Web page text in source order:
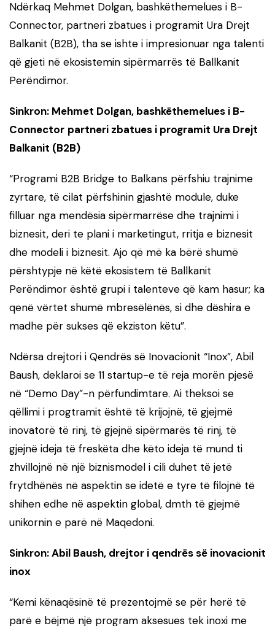
Ndërkaq Mehmet Dolgan, bashkëthemelues i B-
Connector, partneri zbatues i programit Ura Drejt
Balkanit (B2B), tha se ishte i impresionuar nga talenti
që gjeti në ekosistemin sipërmarrës të Ballkanit
Perëndimor.
Sinkron: Mehmet Dolgan, bashkëthemelues i B-
Connector partneri zbatues i programit Ura Drejt
Balkanit (B2B)
“Programi B2B Bridge to Balkans përfshiu trajnime
zyrtare, të cilat përfshinin gjashtë module, duke
filluar nga mendësia sipërmarrëse dhe trajnimi i
biznesit, deri te plani i marketingut, rritja e biznesit
dhe modeli i biznesit. Ajo që më ka bërë shumë
përshtypje në këtë ekosistem të Ballkanit
Perëndimor është grupi i talenteve që kam hasur; ka
qenë vërtet shumë mbresëlënës, si dhe dëshira e
madhe për sukses që ekziston këtu”.
Ndërsa drejtori i Qendrës së Inovacionit “Inox”, Abil
Baush, deklaroi se 11 startup-e të reja morën pjesë
në “Demo Day”-n përfundimtare. Ai theksoi se
qëllimi i progtramit është të krijojnë, të gjejmë
inovatorë të rinj, të gjejnë sipërmarës të rinj, të
gjejnë ideja të freskëta dhe këto ideja të mund ti
zhvillojnë në një biznismodel i cili duhet të jetë
frytdhënës në aspektin se idetë e tyre të filojnë të
shihen edhe në aspektin global, dmth të gjejmë
unikornin e parë në Maqedoni.
Sinkron: Abil Baush, drejtor i qendrës së inovacionit
inox
“Kemi kënaqësinë të prezentojmë se për herë të
parë e bëjmë një program aksesues tek inoxi me